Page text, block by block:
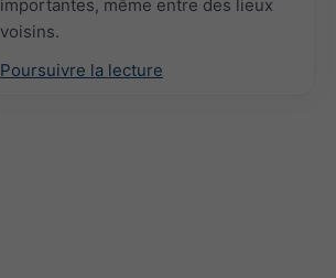
importantes, même entre des lieux
voisins.
Poursuivre la lecture